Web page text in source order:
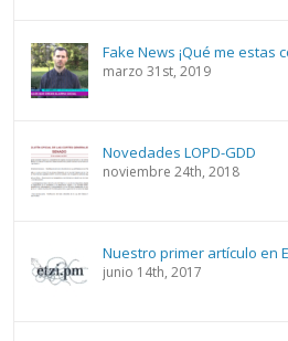
Fake News ¡Qué me estas
marzo 31st, 2019
Novedades LOPD-GDD
noviembre 24th, 2018
Nuestro primer artículo en
junio 14th, 2017